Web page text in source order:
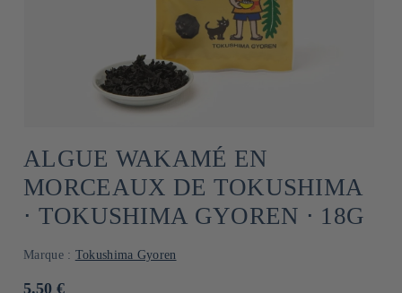
ALGUE WAKAMÉ EN
MORCEAUX DE TOKUSHIMA
⋅ TOKUSHIMA GYOREN ⋅ 18G
Marque : Tokushima Gyoren
Prix
5.50 €